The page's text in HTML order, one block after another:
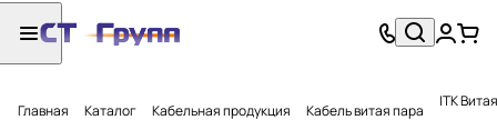
Главная Каталог Кабельная продукция Кабель витая пара ITK